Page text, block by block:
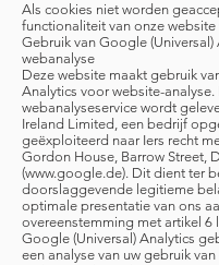
Als cookies niet worden
functionaliteit van onze
Gebruik van Google (Universal)
webanalyse
Deze website maakt gebruik
Analytics voor website-analyse.
webanalyseservice wordt
Ireland Limited, een bedrijf
geëxploiteerd naar Iers recht
Gordon House, Barrow Street,
(www.google.de). Dit dient ter
doorslaggevende legitieme
optimale presentatie van ons
overeenstemming met artikel 6
Google (Universal) Analytics
een analyse van uw gebruik